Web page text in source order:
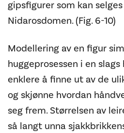
gipsfigurer som kan
Nidarosdomen. (Fig. 6-10)
Modellering av en figur
huggeprosessen i en
enklere å finne ut av de
og skjønne hvordan
seg frem. Størrelsen av
så langt unna